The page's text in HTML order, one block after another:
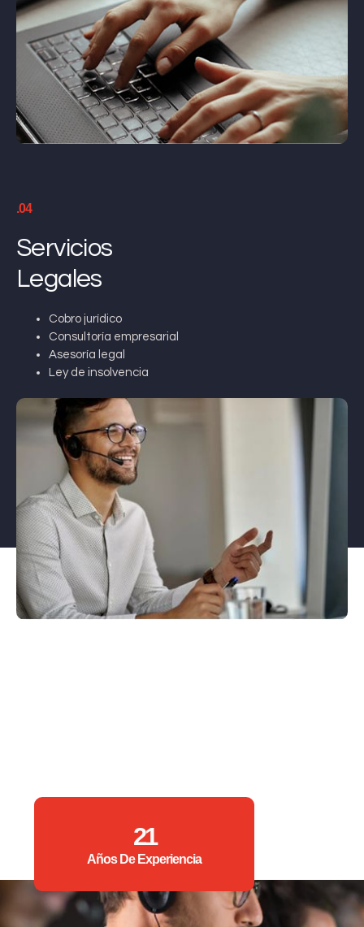
.04
Servicios
Legales
Cobro jurídico
Consultoría empresarial
Asesoría legal
Ley de insolvencia
21
Años De Experiencia